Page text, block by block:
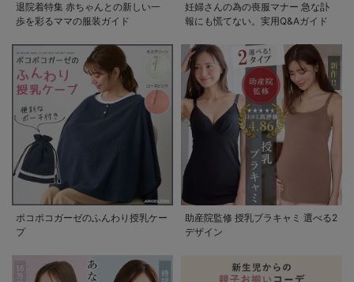
退院着特集 赤ちゃんとの新しい一
歩を彩るママの服装ガイド
妊婦さんの為の喪服マナー 急な訃
報にも慌てない。実用Q&Aガイド
ポコポコガーゼのふんわり授乳ケー
プ
助産院監修 授乳ブラキャミ 選べる2
デザイン